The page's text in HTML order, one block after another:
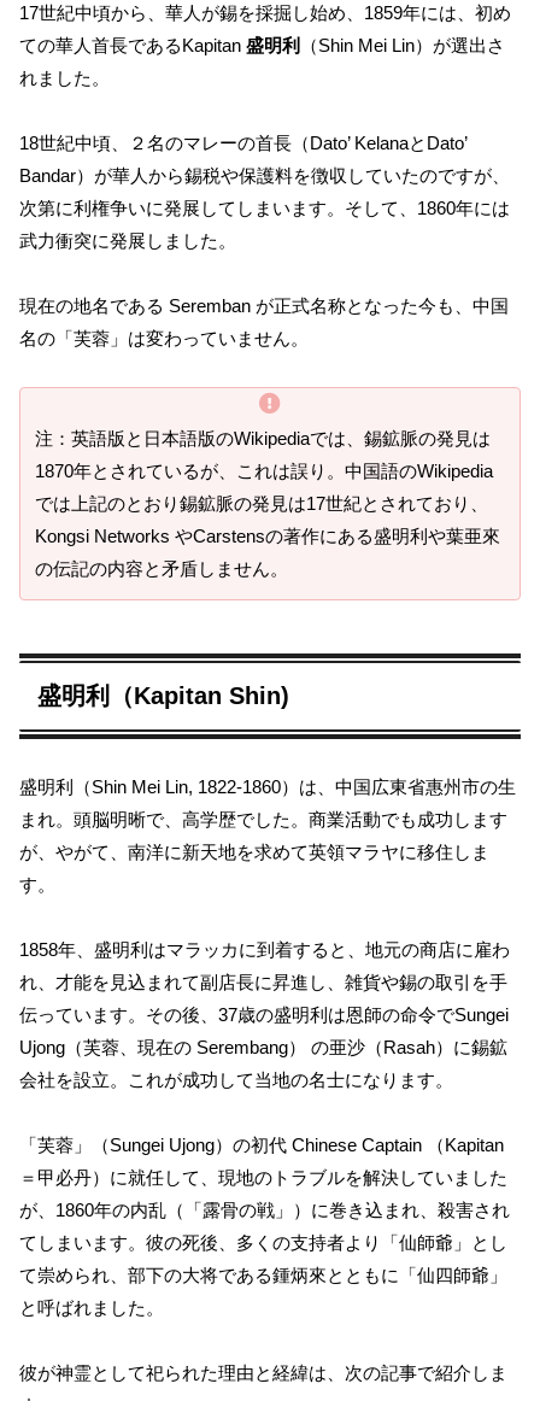
17世紀中頃から、華人が錫を採掘し始め、1859年には、初め
ての華人首長であるKapitan 盛明利
（Shin Mei Lin）が選出さ
れました。
18世紀中頃、２名のマレーの首長（Dato’ KelanaとDato’
Bandar）が華人から錫税や保護料を徴収していたのですが、
次第に利権争いに発展してしまいます。そして、1860年には
武力衝突に発展しました。
現在の地名である Seremban が正式名称となった今も、中国
名の「芙蓉」は変わっていません。
注：英語版と日本語版のWikipediaでは、錫鉱脈の発見は
1870年とされているが、これは誤り。中国語のWikipedia
では上記のとおり錫鉱脈の発見は17世紀とされており、
Kongsi Networks やCarstensの著作にある盛明利や葉亜來
の伝記の内容と矛盾しません。
盛明利（Kapitan Shin)
盛明利（Shin Mei Lin, 1822-1860）は、中国広東省惠州市の生
まれ。頭脳明晰で、高学歴でした。商業活動でも成功します
が、やがて、南洋に新天地を求めて英領マラヤに移住しま
す。
1858年、盛明利はマラッカに到着すると、地元の商店に雇わ
れ、才能を見込まれて副店長に昇進し、雑貨や錫の取引を手
伝っています。その後、37歳の盛明利は恩師の命令でSungei
Ujong（芙蓉、現在の Serembang） の亜沙（Rasah）に錫鉱
会社を設立。これが成功して当地の名士になります。
「芙蓉」（Sungei Ujong）の初代 Chinese Captain （Kapitan
＝甲必丹）に就任して、現地のトラブルを解決していました
が、1860年の内乱（「露骨の戦」）に巻き込まれ、殺害され
てしまいます。彼の死後、多くの支持者より「仙師爺」とし
て崇められ、部下の大将である鍾炳來とともに「仙四師爺」
と呼ばれました。
彼が神霊として祀られた理由と経緯は、次の記事で紹介しま